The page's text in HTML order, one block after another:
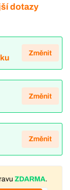
dotazy
Změnit
Změnit
Změnit
ZDARMA.